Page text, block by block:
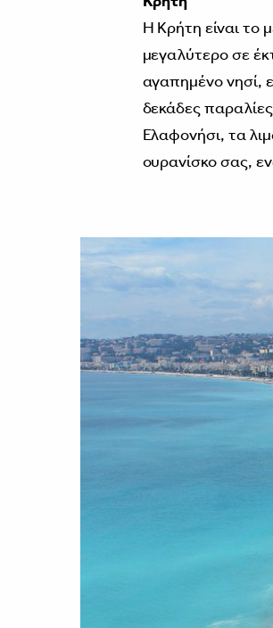
Η Κρήτη είναι το
μεγαλύτερο σε
αγαπημένο νησί,
δεκάδες
Ελαφονήσι, τα
ουρανίσκο σας,